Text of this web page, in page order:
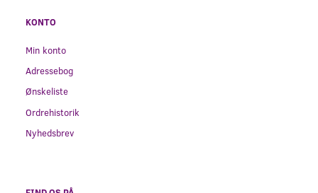
KONTO
Min konto
Adressebog
Ønskeliste
Ordrehistorik
Nyhedsbrev